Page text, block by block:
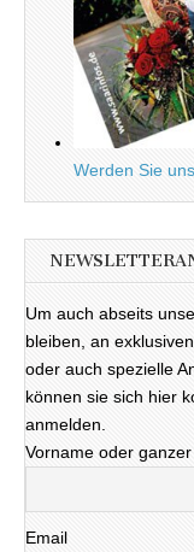
Werden Sie
Um auch abseits
bleiben, an
oder auch spezielle
können sie sich hier
anmelden.
Vorname oder
Email